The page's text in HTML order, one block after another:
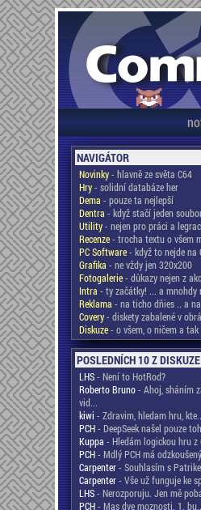
NAVIGÁTOR
Novinky- hlavně ze světa C64
Hry- solidní databáze her
Dema - pouze ta nejlepší
Dentra - když stačí jeden
Utility- nejen pro práci a
Recenze- trocha textu o všem
PC Software- když to nejde na
Grafika - ne vždy jen 320x200
Fotogalerie- důkazy nejen z
Intra - ty začátky! ... a mnohdy
Reklama - na ticho dňies .. a
Covery- diskety zabalené v
Diskuze- o všem, o ničem a tak
POSLEDNÍCH 10 Z DISKUZE
LHS- Není to HotRod?
Roberto Bruno- Ahoj, sháním
vid...
kiwi - Zdravim, hledam hru,
PCH- DeepSeek našel pouze
Kuppa - Hledám logickou hru z
PCH- Mdlý PCH má
Carpenter- Souhlasím s
Carpenter- Vše už funguje ke
LHS- Nerozporuju. Jen mě
PCH- Mas dve moznosti. 1.